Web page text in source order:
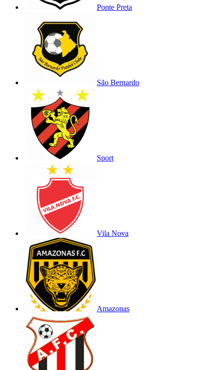
Ponte Preta
São Bernardo
Sport
Vila Nova
Amazonas